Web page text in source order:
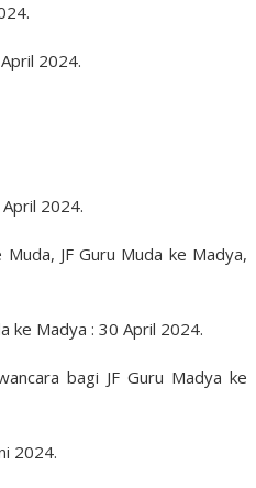
2024.
2024.
JF Guru Muda ke Madya,
ke Madya : 30 April 2024.
bagi JF Guru Madya ke
2024.